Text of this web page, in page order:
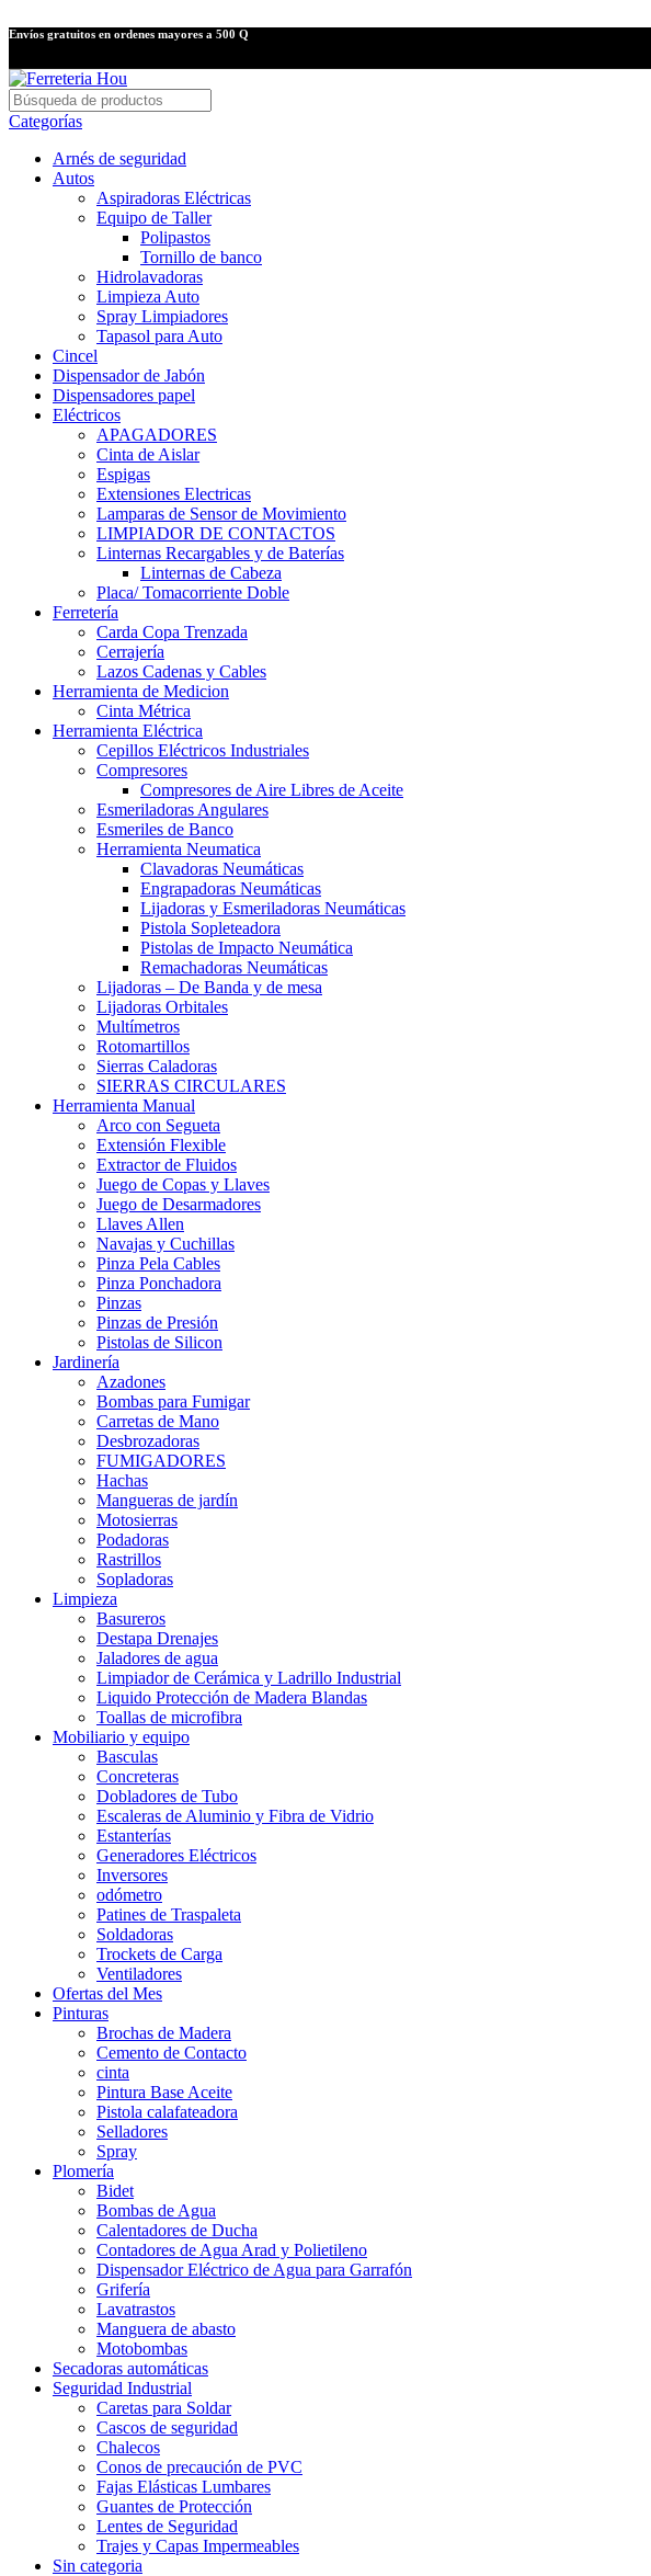
Envíos gratuitos en ordenes mayores a 500 Q
Categorías
Arnés de seguridad
Autos
Aspiradoras Eléctricas
Equipo de Taller
Polipastos
Tornillo de banco
Hidrolavadoras
Limpieza Auto
Spray Limpiadores
Tapasol para Auto
Cincel
Dispensador de Jabón
Dispensadores papel
Eléctricos
APAGADORES
Cinta de Aislar
Espigas
Extensiones Electricas
Lamparas de Sensor de Movimiento
LIMPIADOR DE CONTACTOS
Linternas Recargables y de Baterías
Linternas de Cabeza
Placa/ Tomacorriente Doble
Ferretería
Carda Copa Trenzada
Cerrajería
Lazos Cadenas y Cables
Herramienta de Medicion
Cinta Métrica
Herramienta Eléctrica
Cepillos Eléctricos Industriales
Compresores
Compresores de Aire Libres de Aceite
Esmeriladoras Angulares
Esmeriles de Banco
Herramienta Neumatica
Clavadoras Neumáticas
Engrapadoras Neumáticas
Lijadoras y Esmeriladoras Neumáticas
Pistola Sopleteadora
Pistolas de Impacto Neumática
Remachadoras Neumáticas
Lijadoras – De Banda y de mesa
Lijadoras Orbitales
Multímetros
Rotomartillos
Sierras Caladoras
SIERRAS CIRCULARES
Herramienta Manual
Arco con Segueta
Extensión Flexible
Extractor de Fluidos
Juego de Copas y Llaves
Juego de Desarmadores
Llaves Allen
Navajas y Cuchillas
Pinza Pela Cables
Pinza Ponchadora
Pinzas
Pinzas de Presión
Pistolas de Silicon
Jardinería
Azadones
Bombas para Fumigar
Carretas de Mano
Desbrozadoras
FUMIGADORES
Hachas
Mangueras de jardín
Motosierras
Podadoras
Rastrillos
Sopladoras
Limpieza
Basureros
Destapa Drenajes
Jaladores de agua
Limpiador de Cerámica y Ladrillo Industrial
Liquido Protección de Madera Blandas
Toallas de microfibra
Mobiliario y equipo
Basculas
Concreteras
Dobladores de Tubo
Escaleras de Aluminio y Fibra de Vidrio
Estanterías
Generadores Eléctricos
Inversores
odómetro
Patines de Traspaleta
Soldadoras
Trockets de Carga
Ventiladores
Ofertas del Mes
Pinturas
Brochas de Madera
Cemento de Contacto
cinta
Pintura Base Aceite
Pistola calafateadora
Selladores
Spray
Plomería
Bidet
Bombas de Agua
Calentadores de Ducha
Contadores de Agua Arad y Polietileno
Dispensador Eléctrico de Agua para Garrafón
Grifería
Lavatrastos
Manguera de abasto
Motobombas
Secadoras automáticas
Seguridad Industrial
Caretas para Soldar
Cascos de seguridad
Chalecos
Conos de precaución de PVC
Fajas Elásticas Lumbares
Guantes de Protección
Lentes de Seguridad
Trajes y Capas Impermeables
Sin categoria